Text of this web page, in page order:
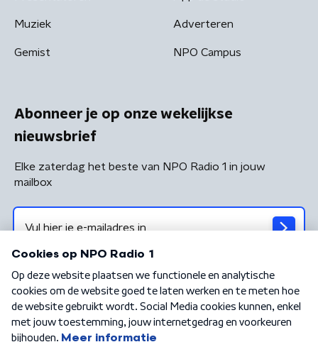
Muziek
Gemist
Adverteren
NPO Campus
Abonneer je op onze wekelijkse
nieuwsbrief
Elke zaterdag het beste van NPO Radio 1 in jouw
mailbox
Algemene voorwaarden